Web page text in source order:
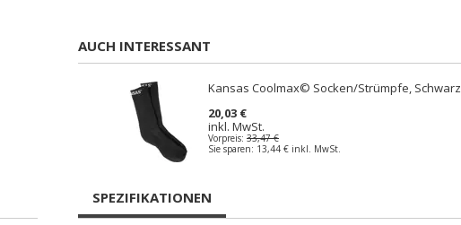
AUCH INTERESSANT
Kansas Coolmax© Socken/Strümpfe, Schwarz
20,03 €
inkl. MwSt.
Vorpreis: 33,47 €
Sie sparen: 13,44 € inkl. MwSt.
SPEZIFIKATIONEN